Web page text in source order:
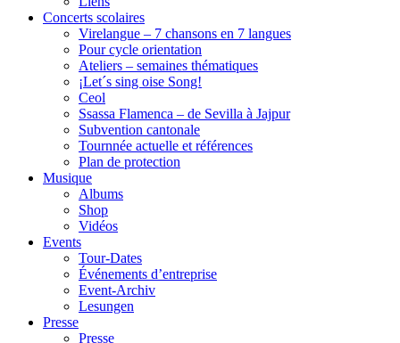
Concerts scolaires
Virelangue – 7 chansons en 7 langues
Pour cycle orientation
Ateliers – semaines thématiques
¡Let´s sing oise Song!
Ceol
Ssassa Flamenca – de Sevilla à Jajpur
Subvention cantonale
Tournnée actuelle et références
Plan de protection
Musique
Albums
Shop
Vidéos
Events
Tour-Dates
Événements d’entreprise
Event-Archiv
Lesungen
Presse
Presse